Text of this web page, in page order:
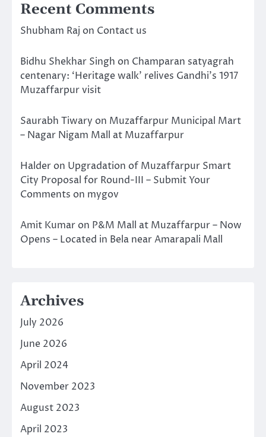
Recent Comments
Shubham Raj on Contact us
Bidhu Shekhar Singh on Champaran satyagrah
centenary: ‘Heritage walk’ relives Gandhi’s 1917
Muzaffarpur visit
Saurabh Tiwary on Muzaffarpur Municipal Mart
– Nagar Nigam Mall at Muzaffarpur
Halder on Upgradation of Muzaffarpur Smart
City Proposal for Round-III – Submit Your
Comments on mygov
Amit Kumar on P&M Mall at Muzaffarpur – Now
Opens – Located in Bela near Amarapali Mall
Archives
July 2026
June 2026
April 2024
November 2023
August 2023
April 2023